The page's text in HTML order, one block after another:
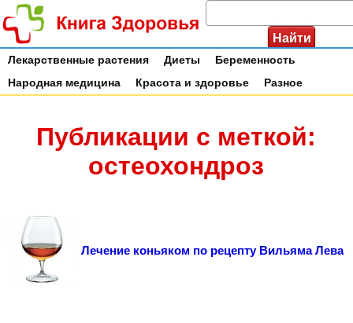
Лекарственные растения Диеты
Беременность
Народная медицина
Красота и здоровье Разное
Публикации с меткой:
остеохондроз
Лечение коньяком по рецепту Вильяма Лева